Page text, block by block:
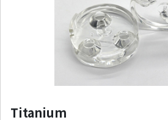
Titanium